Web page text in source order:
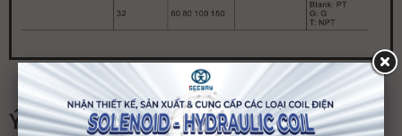
Ý KIẾN CỦA BẠN